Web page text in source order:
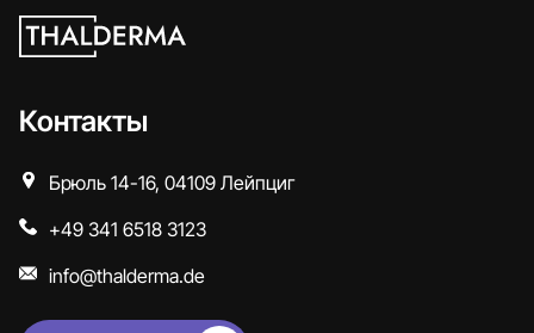
Контакты
Брюль 14-16, 04109 Лейпциг
+49 341 6518 3123
info@thalderma.de